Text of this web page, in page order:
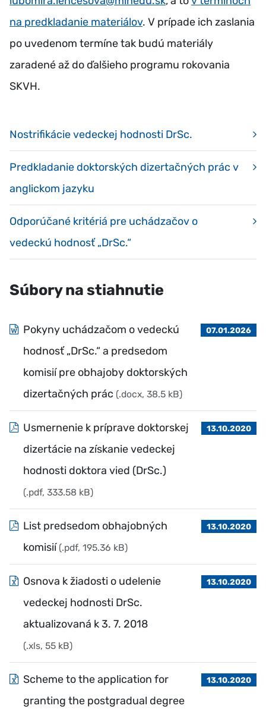
na predkladanie materiálov. V prípade ich zaslania
po uvedenom termíne tak budú materiály
zaradené až do ďalšieho programu rokovania
SKVH.
Nostrifikácie vedeckej hodnosti DrSc.
Predkladanie doktorských dizertačných prác v
anglickom jazyku
Odporúčané kritériá pre uchádzačov o
vedeckú hodnosť „DrSc.“
Súbory na stiahnutie
Pokyny uchádzačom o vedeckú
hodnosť „DrSc.“ a predsedom
komisií pre obhajoby doktorských
dizertačných prác (.docx, 38.5 kB)
07.01.2026
Usmernenie k príprave doktorskej
dizertácie na získanie vedeckej
hodnosti doktora vied (DrSc.)
(.pdf, 333.58 kB)
13.10.2020
List predsedom obhajobných
komisií (.pdf, 195.36 kB)
13.10.2020
Osnova k žiadosti o udelenie
vedeckej hodnosti DrSc.
aktualizovaná k 3. 7. 2018
(.xls, 55 kB)
13.10.2020
Scheme to the application for
granting the postgradual degree
13.10.2020